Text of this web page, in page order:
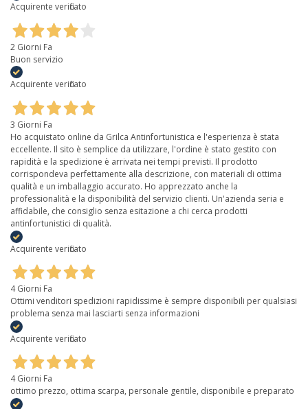
Acquirente verificato
2 Giorni Fa
Buon servizio
Acquirente verificato
3 Giorni Fa
Ho acquistato online da Grilca Antinfortunistica e l'esperienza è stata
eccellente. Il sito è semplice da utilizzare, l'ordine è stato gestito con
rapidità e la spedizione è arrivata nei tempi previsti. Il prodotto
corrispondeva perfettamente alla descrizione, con materiali di ottima
qualità e un imballaggio accurato. Ho apprezzato anche la
professionalità e la disponibilità del servizio clienti. Un'azienda seria e
affidabile, che consiglio senza esitazione a chi cerca prodotti
antinfortunistici di qualità.
Acquirente verificato
4 Giorni Fa
Ottimi venditori spedizioni rapidissime è sempre disponibili per qualsiasi
problema senza mai lasciarti senza informazioni
Acquirente verificato
4 Giorni Fa
ottimo prezzo, ottima scarpa, personale gentile, disponibile e preparato